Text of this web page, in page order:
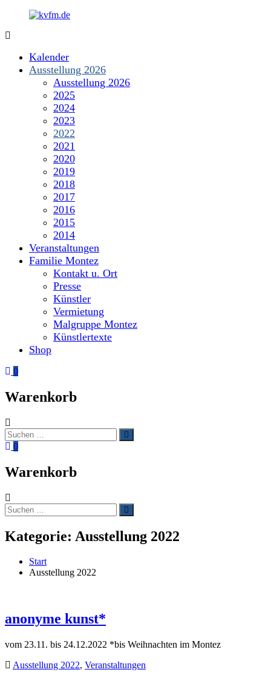
springen
Kalender
Ausstellung 2026
Ausstellung 2026
2025
2024
2023
2022
2021
2020
2019
2018
2017
2016
2015
2014
Veranstaltungen
Familie Montez
Kontakt u. Ort
Presse
Künstler
Vermietung
Malgruppe Montez
Künstlertexte
Shop
0
Warenkorb
Suchen
nach:
Suchen
0
Warenkorb
Suchen
nach:
Suchen
Kategorie: Ausstellung 2022
Start
Ausstellung 2022
anonyme kunst*
vom 23.11. bis 24.12.2022 *bis Weihnachten im Montez
Ausstellung 2022, Veranstaltungen